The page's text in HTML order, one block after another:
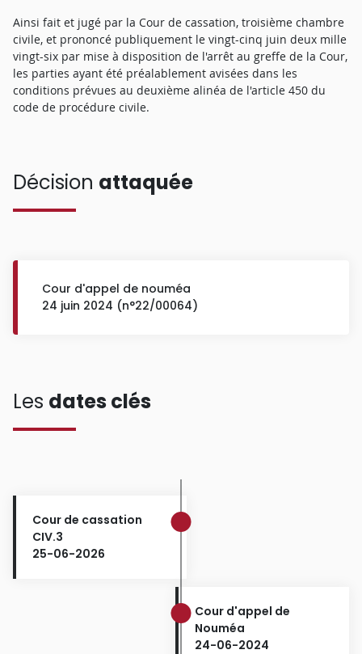
Ainsi fait et jugé par la Cour de cassation, troisième chambre
civile, et prononcé publiquement le vingt-cinq juin deux mille
vingt-six par mise à disposition de l'arrêt au greffe de la Cour,
les parties ayant été préalablement avisées dans les
conditions prévues au deuxième alinéa de l'article 450 du
code de procédure civile.
Décision attaquée
Cour d'appel de nouméa
24 juin 2024 (n°22/00064)
Les dates clés
Cour de cassation
CIV.3
25-06-2026
Cour d'appel de
Nouméa
24-06-2024